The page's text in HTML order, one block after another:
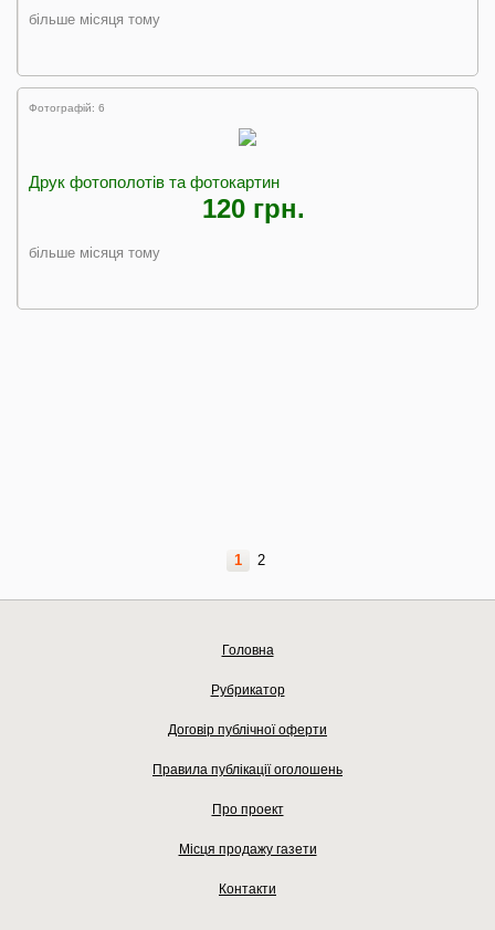
більше місяця тому
Фотографій: 6
Друк фотополотів та фотокартин
120 грн.
більше місяця тому
1 2
Головна
Рубрикатор
Договір публічної оферти
Правила публікації оголошень
Про проект
Місця продажу газети
Контакти